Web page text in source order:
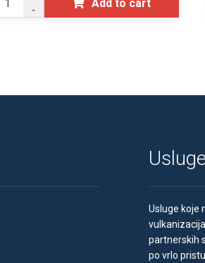
-
Add to cart
Usluge
Usluge koje
partnerskih
po vrlo